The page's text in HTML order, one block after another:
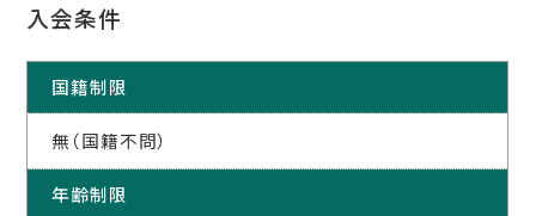
入会条件
国籍制限
無（国籍不問）
年齢制限